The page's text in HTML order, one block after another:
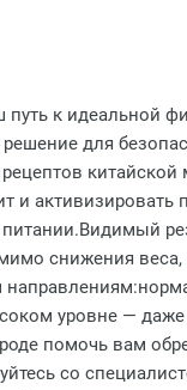
к идеальной
для
и
снижения веса,
уровне —
помочь вам
со